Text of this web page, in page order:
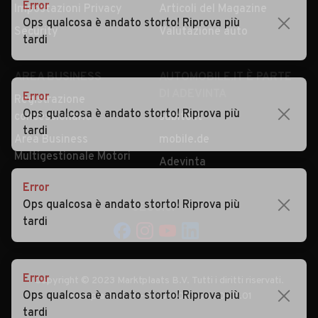
Security
Registrazione
concessionario
Area Business
Multigestionale Motori
mobile.de
Error
Ops qualcosa è andato storto! Riprova più
tardi
Error
Ops qualcosa è andato storto! Riprova più
tardi
Error
Ops qualcosa è andato storto! Riprova più
tardi
Error
Ops qualcosa è andato storto! Riprova più
tardi